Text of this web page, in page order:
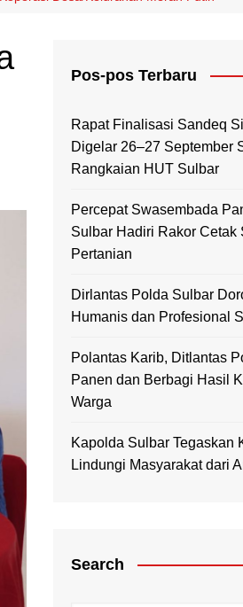
Mamasa
Pos-pos Terbaru
Rapat Finalisasi Sandeq
Digelar 26–27 September
Rangkaian HUT Sulbar
Percepat Swasembada
Sulbar Hadiri Rakor Cetak
Pertanian
Dirlantas Polda Sulbar
Humanis dan Profesional
Polantas Karib, Ditlantas
Panen dan Berbagi Hasil
Warga
Kapolda Sulbar Tegaskan
Lindungi Masyarakat dari
Search